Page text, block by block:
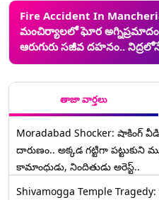
Fire Accident In
మంచిర్యాలలో ఘోర
ఆరుగురు సజీవ దహనం..
ప్రాణాలు గాలిలోకి.. ఎవరో
తాజా వార్తలు
Moradabad Shocker: షాకింగ్
దారుణం.. అక్కడ గట్టిగా పట్టుకుని
కామాంధుడు, నిందితుడు అరెస్ట్..
Shivamogga Temple